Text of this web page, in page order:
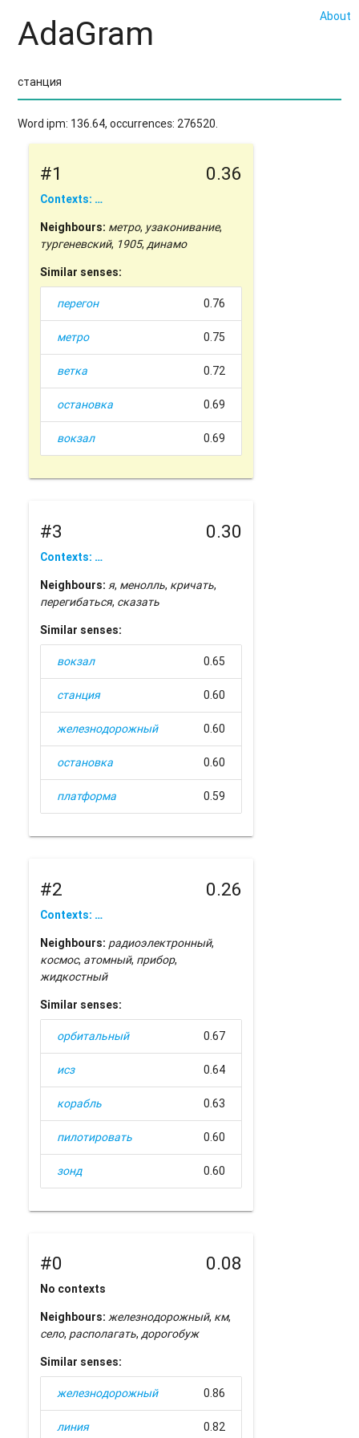
About
AdaGram
Word ipm: 136.64, occurrences: 276520.
#1 0.36
Contexts: …
Neighbours: метро, узаконивание,
тургеневский, 1905,динамо
Similar senses:
перегон 0.76
метро 0.75
ветка 0.72
остановка 0.69
вокзал 0.69
#3 0.30
Contexts: …
Neighbours: я, менолль, кричать,
перегибаться, сказать
Similar senses:
вокзал 0.65
станция 0.60
железнодорожный 0.60
остановка 0.60
платформа 0.59
#2 0.26
Contexts: …
Neighbours: радиоэлектронный,
космос, атомный, прибор,
жидкостный
Similar senses:
орбитальный 0.67
исз 0.64
корабль 0.63
пилотировать 0.60
зонд 0.60
#0 0.08
No contexts
Neighbours: железнодорожный, км,
село, располагать,дорогобуж
Similar senses:
железнодорожный 0.86
линия 0.82